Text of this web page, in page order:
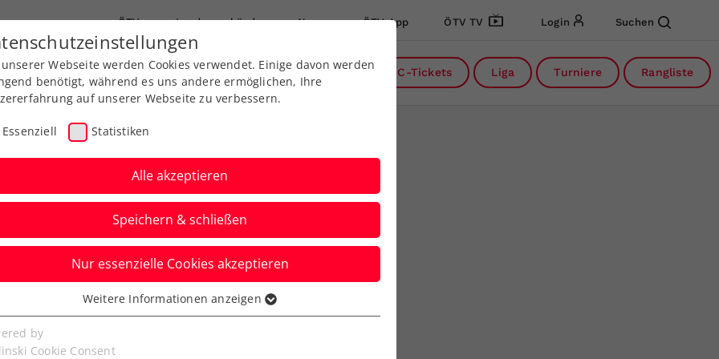
ÖTV Landesverbände News ÖTV App ÖTV TV Login Suchen
Ausbildungen Services Über uns DC-Tickets Liga Turniere Rangliste
bei den Erste Bank Open die Wiener
Webseite werden Cookies verwendet. Einige davon werden
benötigt, während es uns andere ermöglichen, Ihre
auf unserer Webseite zu verbessern.
Essenziell Statistiken
Alle akzeptieren
Speichern & schließen
Nur essenzielle Cookies akzeptieren
Cookies werden für grundlegende Funktionen der
benötigt. Dadurch ist gewährleistet, dass die Webseite
Weitere Informationen anzeigen
by
Cookie Consent